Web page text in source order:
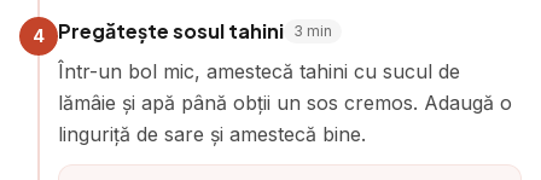
4 Pregătește sosul tahini 3 min
Într-un bol mic, amestecă tahini cu sucul de
lămâie și apă până obții un sos cremos. Adaugă o
linguriță de sare și amestecă bine.